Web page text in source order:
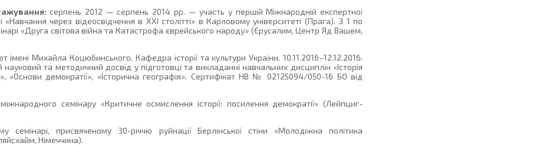
серпень 2012 — серпень 2014 рр. — участь у першій Міжнародній експертної
«Навчання через відеосвідчення в XXI столітті» в Карловому університеті (Прага). З 1 по
«Друга світова війна та Катастрофа єврейського народу» (Єрусалим, Центр Яд Вашем,
імені Михайла Коцюбинського. Кафедра історії та культури України. 10.11.2016–12.12.2016.
та методичний досвід у підготовці та викладанні навчальних дисциплін «Історія
«Основи демократії», «Історична географія». Сертифікат НВ № 02125094/050-16 БО від
семінару «Критичне осмислення історії: посилення демократії» (Лейпциг-
присвяченому 30-річчю руйнації Берлінської стіни «Молодіжна політика
Німеччина).